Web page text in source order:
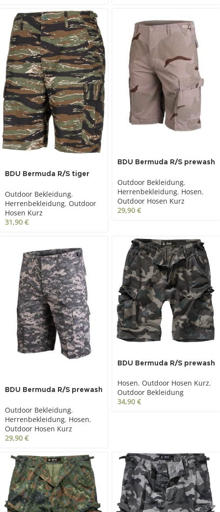
BDU Bermuda R/S tiger
Outdoor Bekleidung,
Herrenbekleidung, Outdoor
Hosen Kurz
31,90 €
BDU Bermuda R/S prewash
Outdoor Bekleidung,
Herrenbekleidung, Hosen,
Outdoor Hosen Kurz
29,90 €
BDU Bermuda R/S prewash
Outdoor Bekleidung,
Herrenbekleidung, Hosen,
Outdoor Hosen Kurz
29,90 €
BDU Bermuda R/S prewash
Hosen, Outdoor Hosen Kurz,
Outdoor Bekleidung
34,90 €